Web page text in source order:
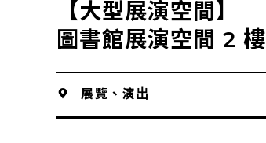
【大型展演空間】
圖書館展演空間 2 樓
展覽、演出